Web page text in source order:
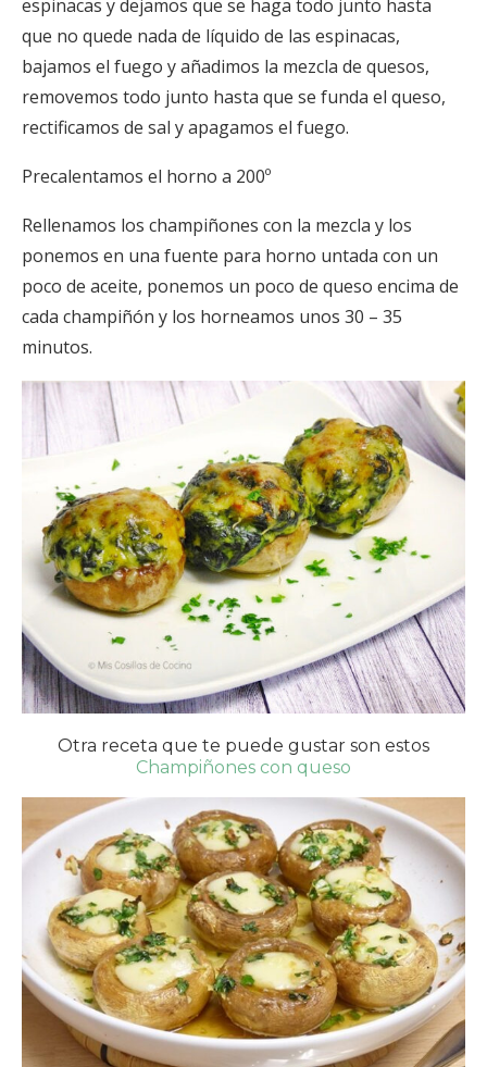
espinacas y dejamos que se haga todo junto hasta
que no quede nada de líquido de las espinacas,
bajamos el fuego y añadimos la mezcla de quesos,
removemos todo junto hasta que se funda el queso,
rectificamos de sal y apagamos el fuego.
Precalentamos el horno a 200º
Rellenamos los champiñones con la mezcla y los
ponemos en una fuente para horno untada con un
poco de aceite, ponemos un poco de queso encima de
cada champiñón y los horneamos unos 30 – 35
minutos.
Otra receta que te puede gustar son estos
Champiñones con queso